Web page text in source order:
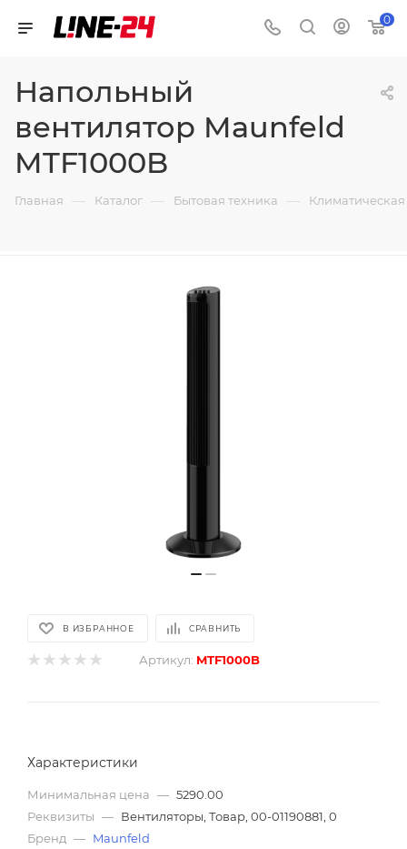
0
Напольный
вентилятор Maunfeld
MTF1000B
Главная — Каталог — Бытовая техника —
В ИЗБРАННОЕ СРАВНИТЬ
Артикул: MTF1000B
Характеристики
Минимальная цена — 5290.00
Реквизиты — Вентиляторы, Товар, 00-01190881, 0
Бренд — Maunfeld